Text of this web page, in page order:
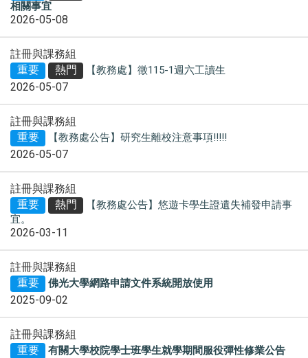
相關事宜
2026-05-08
註冊與課務組
重要
熱門 【教務處】徵115-1週六工讀生
2026-05-07
註冊與課務組
重要
【教務處公告】研究生離校注意事項!!!!!
2026-05-07
註冊與課務組
重要
熱門
【教務處公告】悠遊卡學生證遺失補發申請事
宜。
2026-03-11
註冊與課務組
重要
佛光大學網路申請文件系統開放使用
2025-09-02
註冊與課務組
重要
有關大學校院學士班學生就學期間服役彈性修業公告